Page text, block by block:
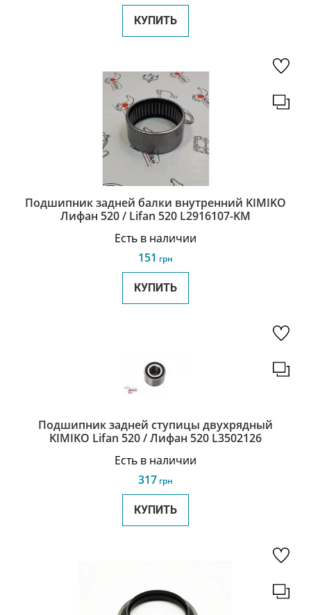
КУПИТЬ
Подшипник задней балки внутренний KIMIKO
Лифан 520 / Lifan 520 L2916107-KM
Есть в наличии
151 грн
КУПИТЬ
Подшипник задней ступицы двухрядный
KIMIKO Lifan 520 / Лифан 520 L3502126
Есть в наличии
317 грн
КУПИТЬ